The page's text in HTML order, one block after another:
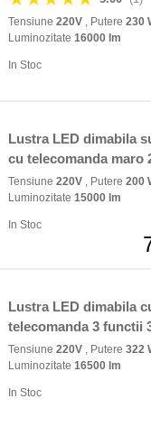
Tensiune 220V , Putere 230
Luminozitate 16000 lm
In Stoc
Lustra LED dimabila
cu telecomanda maro
Tensiune 220V , Putere 200
Luminozitate 15000 lm
In Stoc
Lustra LED dimabila
telecomanda 3 functii
Tensiune 220V , Putere 322
Luminozitate 16500 lm
In Stoc